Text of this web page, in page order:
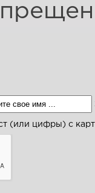
(или цифры) с